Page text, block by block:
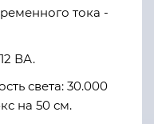
тока -
ВА.
света: 30.000
на 50 см.